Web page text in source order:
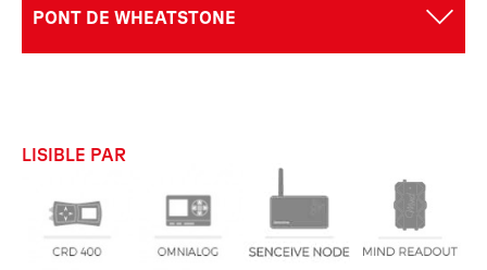
PONT DE WHEATSTONE
LISIBLE PAR